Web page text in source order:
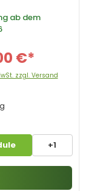
+1
ab dem
€*
zzgl. Versand